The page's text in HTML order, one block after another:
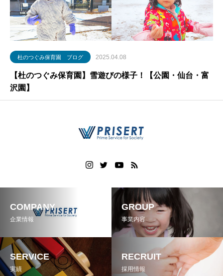
杜のつぐみ保育園 ブログ 2025.04.08
【杜のつぐみ保育園】雪遊びの様子！【公園・仙台・富
沢園】
COMPANY
企業情報
GROUP
事業内容
SERVICE
実績
RECRUIT
採用情報